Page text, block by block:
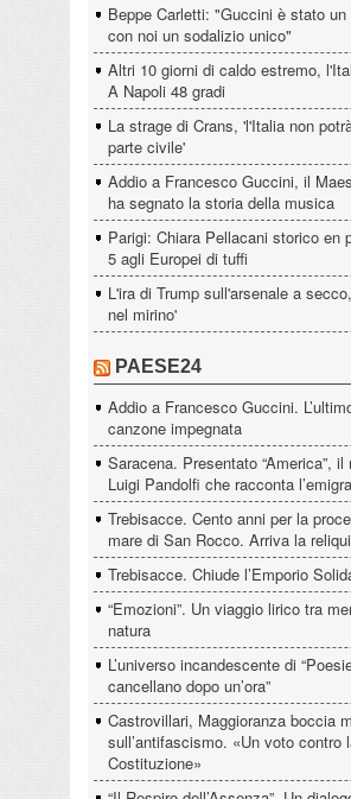
Beppe Carletti: "Guccini è stato un
con noi un sodalizio unico"
Altri 10 giorni di caldo estremo,
A Napoli 48 gradi
La strage di Crans, 'l'Italia non
parte civile'
Addio a Francesco Guccini, il
ha segnato la storia della musica
Parigi: Chiara Pellacani storico en
5 agli Europei di tuffi
L'ira di Trump sull'arsenale a
nel mirino'
PAESE24
Addio a Francesco Guccini.
canzone impegnata
Saracena. Presentato “America”, il
Luigi Pandolfi che racconta
Trebisacce. Cento anni per la
mare di San Rocco. Arriva la
Trebisacce. Chiude l’Emporio
“Emozioni”. Un viaggio lirico tra
natura
L’universo incandescente di
cancellano dopo un’ora”
Castrovillari, Maggioranza boccia
sull’antifascismo. «Un voto contro
Costituzione»